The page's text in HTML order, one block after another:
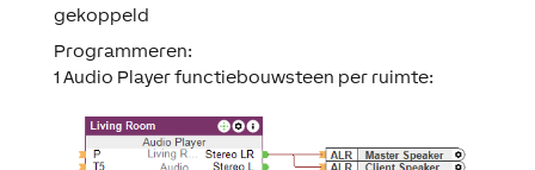
gekoppeld
Programmeren:
1 Audio Player functiebouwsteen per ruimte: